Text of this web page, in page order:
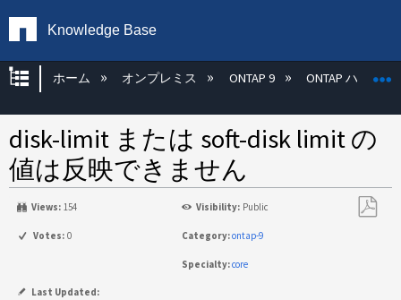
Knowledge Base
グローバル階層を展開/折りたたむ
ホーム オンプレミス ONTAP 9 ONTAP ハード
disk-limit または soft-disk limit の
値は反映できません
Views: 154 Visibility: Public
Votes: 0 Category:ontap-9
Specialty:core
Last Updated: